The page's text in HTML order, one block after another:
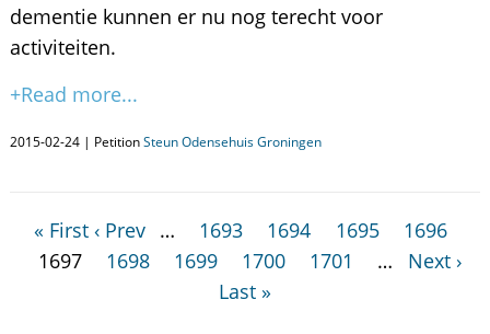
dementie kunnen er nu nog terecht voor
activiteiten.
+Read more...
2015-02-24 | PetitionSteun Odensehuis Groningen
« First ‹ Prev … 1693 1694 1695
1696
1697
1698 1699 1700 1701 …
Next ›
Last »